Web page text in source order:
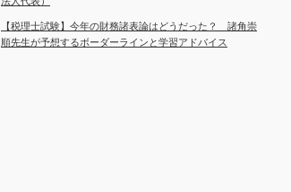
【税理士試験】今年の財務諸表論はどうだった？ 諸角崇
順先生が予想するボーダーラインと学習アドバイス